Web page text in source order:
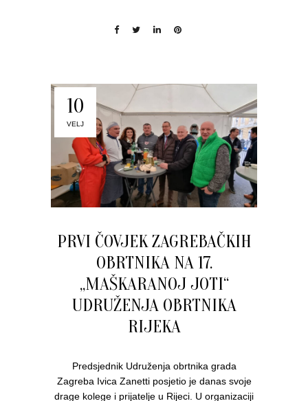
10
VELJ
PRVI ČOVJEK ZAGREBAČKIH
OBRTNIKA NA 17.
„MAŠKARANOJ JOTI“
UDRUŽENJA OBRTNIKA
RIJEKA
Predsjednik Udruženja obrtnika grada
Zagreba Ivica Zanetti posjetio je danas svoje
drage kolege i prijatelje u Rijeci. U organizaciji